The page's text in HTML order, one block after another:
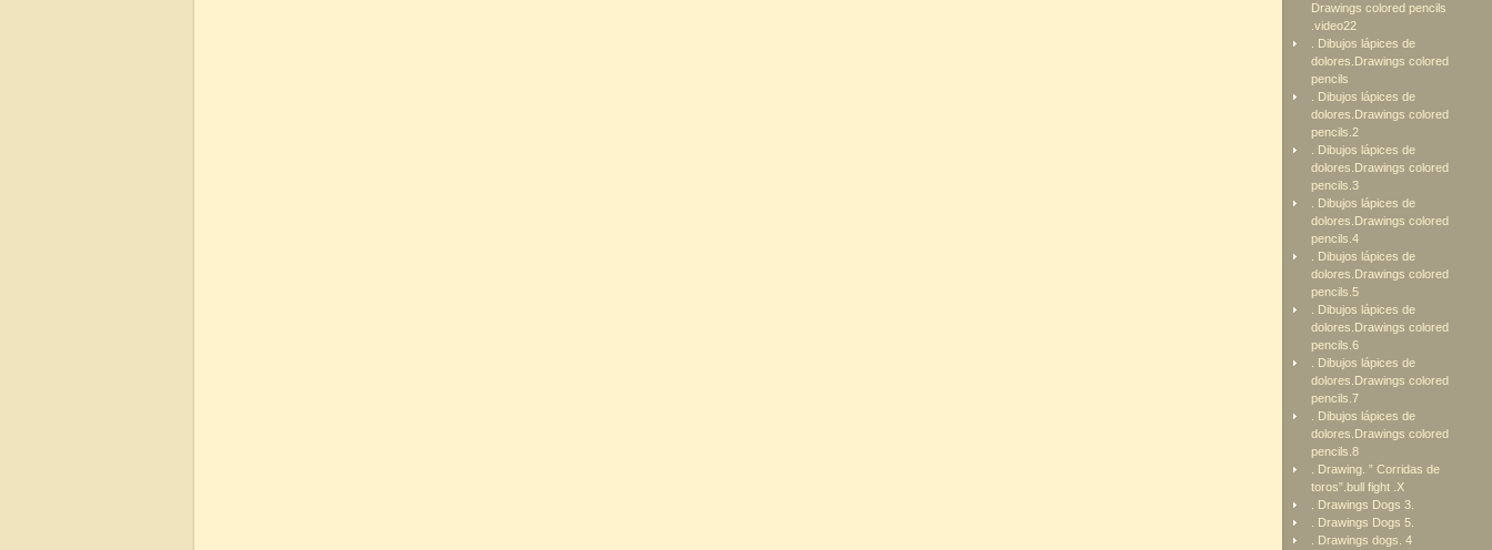
Drawings colored pencils
.video22
. Dibujos lápices de
dolores.Drawings colored
pencils
. Dibujos lápices de
dolores.Drawings colored
pencils.2
. Dibujos lápices de
dolores.Drawings colored
pencils.3
. Dibujos lápices de
dolores.Drawings colored
pencils.4
. Dibujos lápices de
dolores.Drawings colored
pencils.5
. Dibujos lápices de
dolores.Drawings colored
pencils.6
. Dibujos lápices de
dolores.Drawings colored
pencils.7
. Dibujos lápices de
dolores.Drawings colored
pencils.8
. Drawing. ” Corridas de
toros”.bull fight .X
. Drawings Dogs 3.
. Drawings Dogs 5.
. Drawings dogs. 4